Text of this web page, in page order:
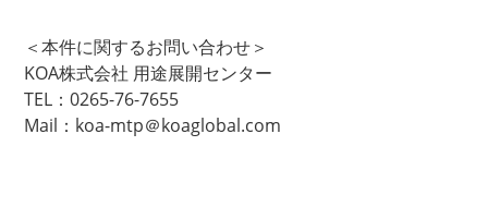
＜本件に関するお問い合わせ＞
KOA株式会社 用途展開センター
TEL：0265-76-7655
Mail ： koa-mtp＠koaglobal.com